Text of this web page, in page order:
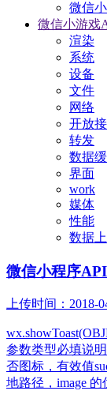
微信
微信小游戏
渲染
系统
设备
文件
网络
开放
转发
数据
界面
work
媒体
性能
数据
微信小程序
上传时间：2018-
参数类型必填说
否图标，有效值
地路径，image 的